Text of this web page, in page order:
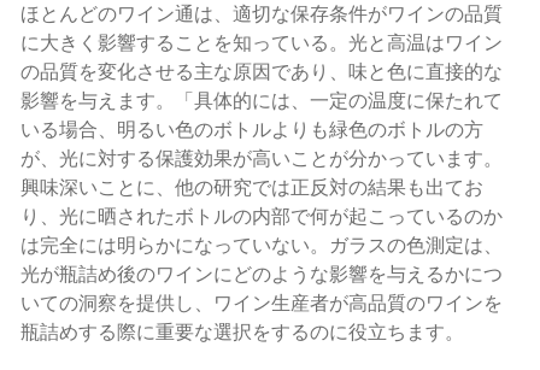
ほとんどのワイン通は、適切な保存条件がワインの品質
に大きく影響することを知っている。光と高温はワイン
の品質を変化させる主な原因であり、味と色に直接的な
影響を与えます。「具体的には、一定の温度に保たれて
いる場合、明るい色のボトルよりも緑色のボトルの方
が、光に対する保護効果が高いことが分かっています。
興味深いことに、他の研究では正反対の結果も出てお
り、光に晒されたボトルの内部で何が起こっているのか
は完全には明らかになっていない。ガラスの色測定は、
光が瓶詰め後のワインにどのような影響を与えるかにつ
いての洞察を提供し、ワイン生産者が高品質のワインを
瓶詰めする際に重要な選択をするのに役立ちます。